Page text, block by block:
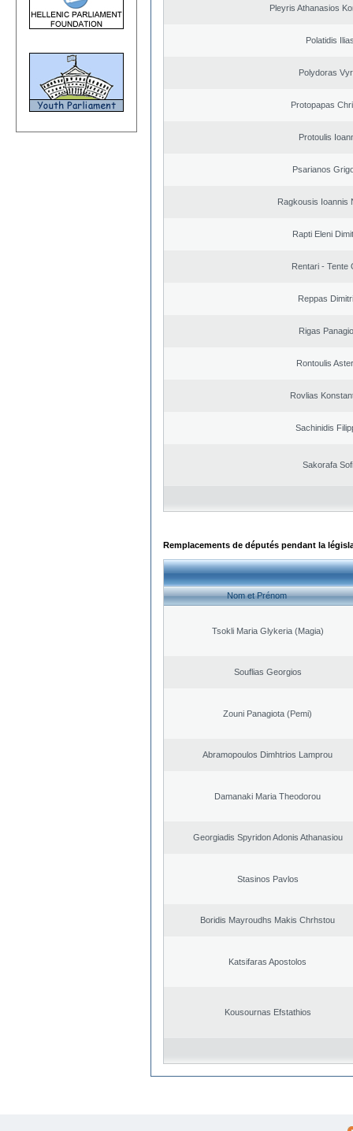
Pleyris Athanasios
Polatidis
Polydoras
Protopapas
Protoulis
Psarianos
Ragkousis Ioannis
Rapti Eleni
Rentari - Tente
Reppas
Rigas
Rontoulis
Rovlias
Sachinidis
Sakorafa
Remplacements de députés pendant la
Nom et Prénom
Tsokli Maria Glykeria (Magia)
Souflias Georgios
Zouni Panagiota (Pemi)
Abramopoulos Dimhtrios Lamprou
Damanaki Maria Theodorou
Georgiadis Spyridon Adonis Athanasiou
Stasinos Pavlos
Boridis Mayroudhs Makis Chrhstou
Katsifaras Apostolos
Kousournas Efstathios